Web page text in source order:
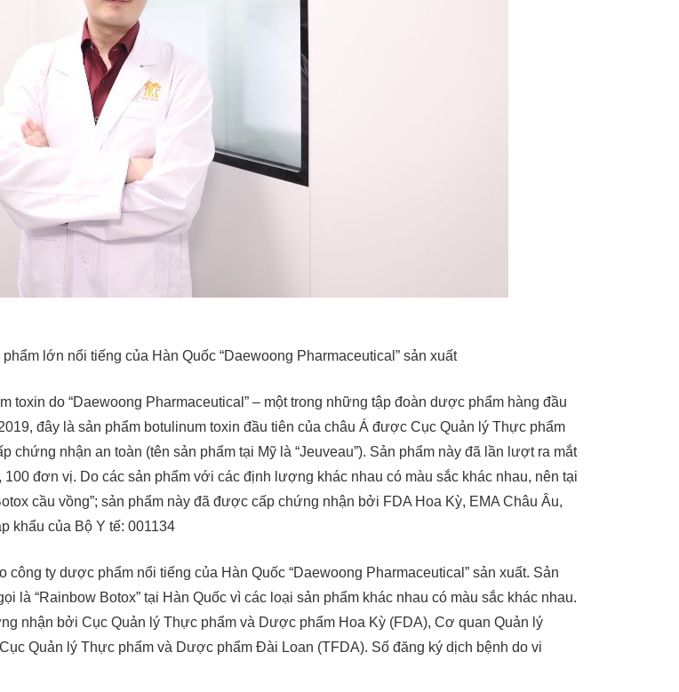
lớn nổi tiếng của Hàn Quốc “Daewoong Pharmaceutical” sản xuất
toxin do “Daewoong Pharmaceutical” – một trong những tập đoàn dược phẩm hàng đầu
đây là sản phẩm botulinum toxin đầu tiên của châu Á được Cục Quản lý Thực phẩm
chứng nhận an toàn (tên sản phẩm tại Mỹ là “Jeuveau”). Sản phẩm này đã lần lượt ra mắt
đơn vị. Do các sản phẩm với các định lượng khác nhau có màu sắc khác nhau, nên tại
cầu vồng”; sản phẩm này đã được cấp chứng nhận bởi FDA Hoa Kỳ, EMA Châu Âu,
khẩu của Bộ Y tế: 001134
công ty dược phẩm nổi tiếng của Hàn Quốc “Daewoong Pharmaceutical” sản xuất. Sản
là “Rainbow Botox” tại Hàn Quốc vì các loại sản phẩm khác nhau có màu sắc khác nhau.
nhận bởi Cục Quản lý Thực phẩm và Dược phẩm Hoa Kỳ (FDA), Cơ quan Quản lý
Quản lý Thực phẩm và Dược phẩm Đài Loan (TFDA). Số đăng ký dịch bệnh do vi